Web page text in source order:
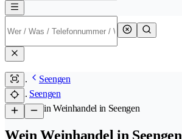
Seengen
Seengen
/Wein Weinhandel in Seengen
Wein Weinhandel in Seengen